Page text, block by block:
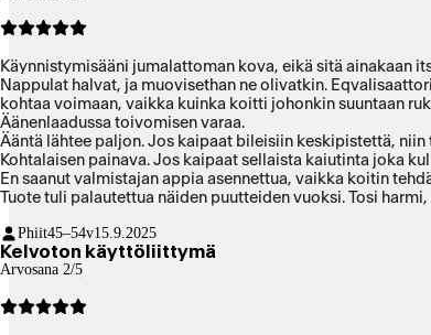
Käynnistymisääni jumalattoman kova, eikä sitä ainakaan
Nappulat halvat, ja muovisethan ne olivatkin.
kohtaa voimaan, vaikka kuinka koitti johonkin suuntaan
Äänenlaadussa toivomisen varaa.
Kohtalaisen painava. Jos kaipaat sellaista kaiutinta joka
En saanut valmistajan appia asennettua, vaikka koitin
Tuote tuli palautettua näiden puutteiden vuoksi. Tosi
Phiit45–54v15.9.2025
Kelvoton käyttöliittymä
Arvosana 2/5